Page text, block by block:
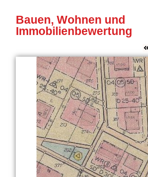
Bauen, Wohnen und
Immobilienbewertung